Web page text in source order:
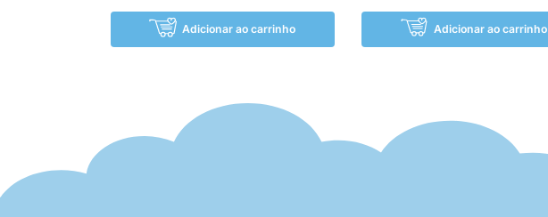
Adicionar ao carrinho Adicionar ao carrinho